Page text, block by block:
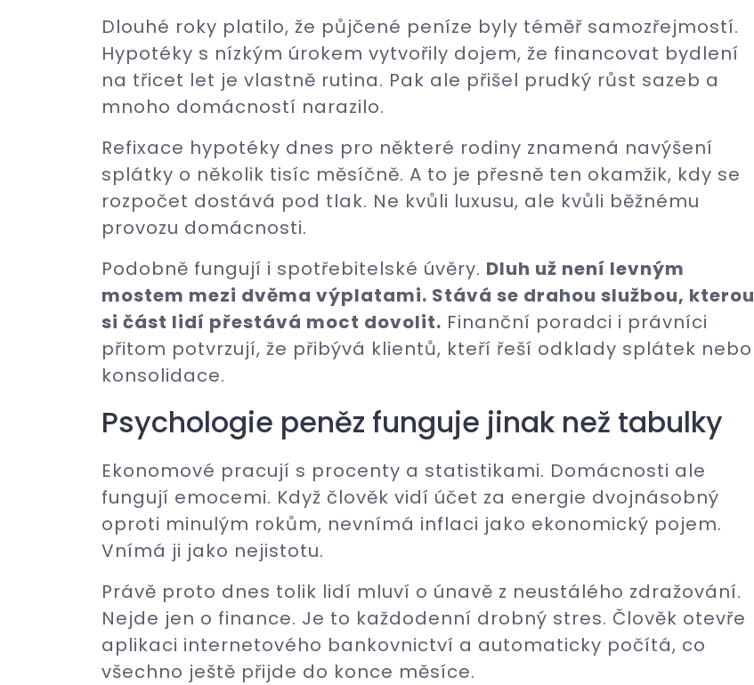
Dlouhé roky platilo, že půjčené peníze byly téměř samozřejmostí.
Hypotéky s nízkým úrokem vytvořily dojem, že financovat bydlení
na třicet let je vlastně rutina. Pak ale přišel prudký růst sazeb a
mnoho domácností narazilo.
Refixace hypotéky dnes pro některé rodiny znamená navýšení
splátky o několik tisíc měsíčně. A to je přesně ten okamžik, kdy se
rozpočet dostává pod tlak. Ne kvůli luxusu, ale kvůli běžnému
provozu domácnosti.
Podobně fungují i spotřebitelské úvěry. Dluh už není levným
mostem mezi dvěma výplatami. Stává se drahou službou, kterou
si část lidí přestává moct dovolit. Finanční poradci i právníci
přitom potvrzují, že přibývá klientů, kteří řeší odklady splátek nebo
konsolidace.
Psychologie peněz funguje jinak než tabulky
Ekonomové pracují s procenty a statistikami. Domácnosti ale
fungují emocemi. Když člověk vidí účet za energie dvojnásobný
oproti minulým rokům, nevnímá inflaci jako ekonomický pojem.
Vnímá ji jako nejistotu.
Právě proto dnes tolik lidí mluví o únavě z neustálého zdražování.
Nejde jen o finance. Je to každodenní drobný stres. Člověk otevře
aplikaci internetového bankovnictví a automaticky počítá, co
všechno ještě přijde do konce měsíce.